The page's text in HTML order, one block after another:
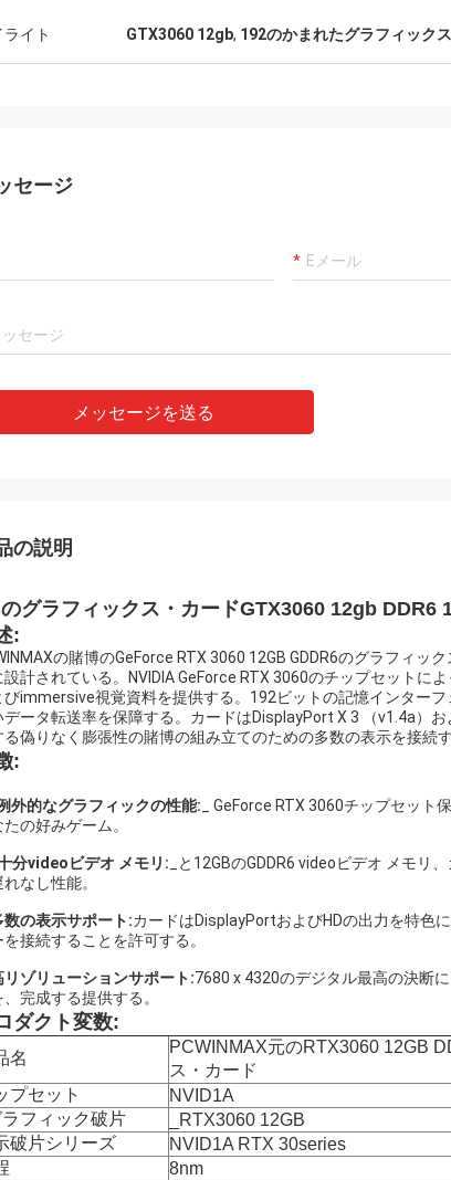
イト GTX3060 12gb, 192のかまれたグラフィック
セージ
メッセージを送る
の説明
グラフィックス・カードGTX3060 12gb DDR6
:
の賭博のGeForce RTX 3060 12GB GDDR6のグラフィ
設計されている。NVIDIA GeForce RTX 3060のチップセット
びimmersive視覚資料を提供する。192ビットの記憶インター
データ転送率を保障する。カードはDisplayPort X 3 （v1.4a）
る偽りなく膨張性の賭博の組み立てのための多数の表示を接続
:
外的なグラフィックの性能: _ GeForce RTX 3060チップセッ
の好みゲーム。
分videoビデオ メモリ: _と12GBのGDDR6 videoビデオ メモ
なし性能。
数の表示サポート:カードはDisplayPortおよびHDの出力を特色
を接続することを許可する。
リゾリューションサポート:7680 x 4320のデジタル最高の決断
完成する提供する。
ダクト変数:
名
PCWINMAX元のRTX3060 12GB
ス・カード
プセット
NVID1A
フィック破片
_RTX3060 12GB
破片シリーズ
NVID1A RTX 30series
8nm